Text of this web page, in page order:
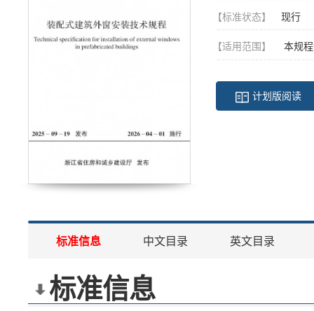
【标准状态】 现行
【适用范围】 本规
计划版阅读
标准信息 中文目录 英文目录
标准信息